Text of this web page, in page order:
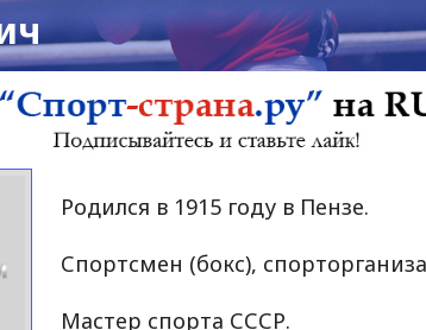
Родился в 1915 году в Пензе.
Спортсмен (бокс),
Мастер спорта СССР.